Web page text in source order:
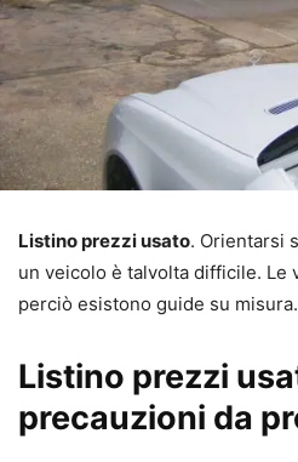
Listino prezzi usato. Orientarsi
un veicolo è talvolta difficile. Le
perciò esistono guide su misura.
Listino prezzi
precauzioni da